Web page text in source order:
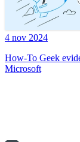
4 nov 2024
How-To Geek
Microsoft